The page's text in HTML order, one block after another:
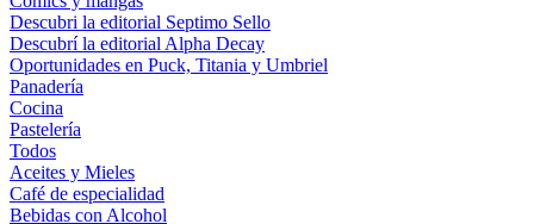
Descubri la editorial Septimo Sello
Descubrí la editorial Alpha Decay
Oportunidades en Puck, Titania y Umbriel
Panadería
Cocina
Pastelería
Todos
Aceites y Mieles
Café de especialidad
Bebidas con Alcohol